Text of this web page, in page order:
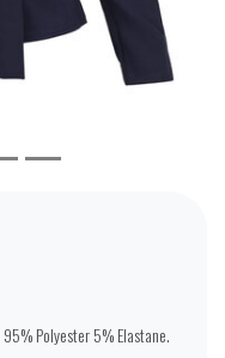
Polyester 5% Elastane.